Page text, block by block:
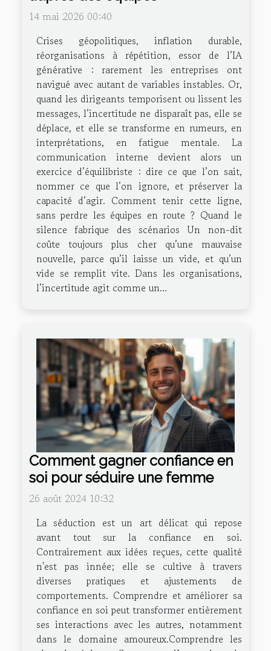
14 mai 2026 00:40
Crises géopolitiques, inflation durable,
réorganisations à répétition, essor de l’IA
générative : rarement les entreprises ont
navigué avec autant de variables instables. Or,
quand les dirigeants temporisent ou lissent les
messages, l’incertitude ne disparaît pas, elle se
déplace, et elle se transforme en rumeurs, en
interprétations, en fatigue mentale. La
communication interne devient alors un
exercice d’équilibriste : dire ce que l’on sait,
nommer ce que l’on ignore, et préserver la
capacité d’agir. Comment tenir cette ligne,
sans perdre les équipes en route ? Quand le
silence fabrique des scénarios Un non-dit
coûte toujours plus cher qu’une mauvaise
nouvelle, parce qu’il laisse un vide, et qu’un
vide se remplit vite. Dans les organisations,
l’incertitude agit comme un...
Comment gagner confiance en
soi pour séduire une femme
26 août 2024 10:32
La séduction est un art délicat qui repose
avant tout sur la confiance en soi.
Contrairement aux idées reçues, cette qualité
n'est pas innée; elle se cultive à travers
diverses pratiques et ajustements de
comportements. Comprendre et améliorer sa
confiance en soi peut transformer entièrement
ses interactions avec les autres, notamment
dans le domaine amoureux.Comprendre les